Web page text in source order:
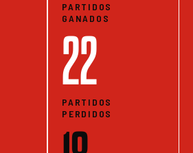
PARTIDOS
GANADOS
22
PARTIDOS
PERDIDOS